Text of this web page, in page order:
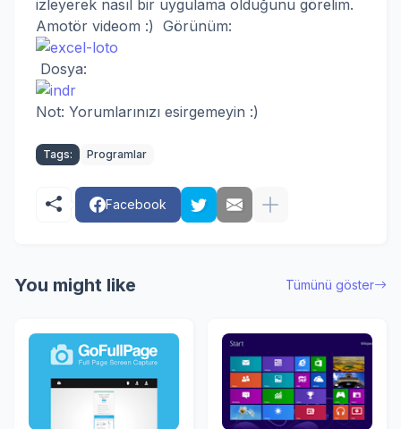
izleyerek nasıl bir uygulama olduğunu görelim.
Amotör videom :) Görünüm:
Dosya:
Not: Yorumlarınızı esirgemeyin :)
Tags: Programlar
Facebook
You might like Tümünü göster